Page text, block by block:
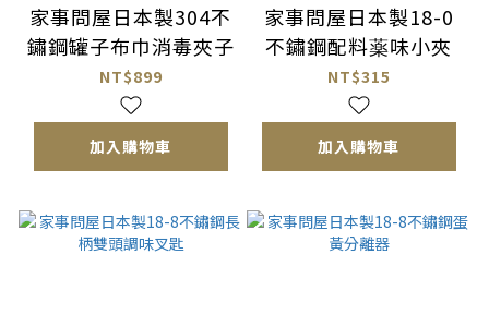
家事問屋日本製304不
鏽鋼罐子布巾消毒夾子
NT$899
加入購物車
家事問屋日本製18-0
不鏽鋼配料薬味小夾
NT$315
加入購物車